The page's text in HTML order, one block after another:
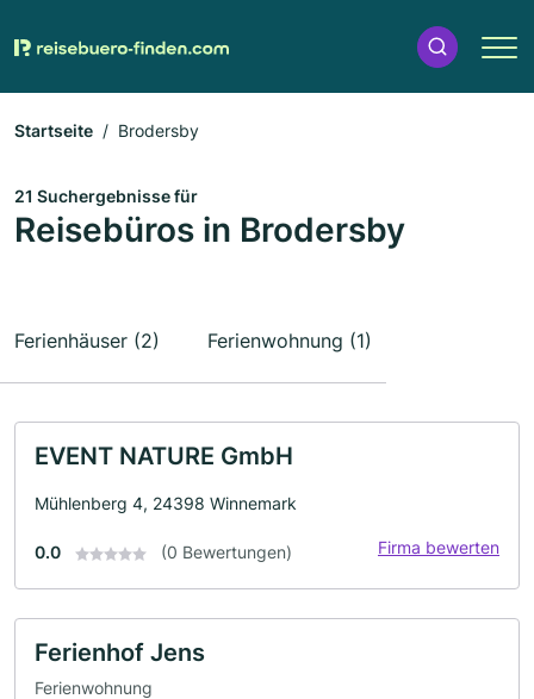
Startseite Brodersby
21 Suchergebnisse für
Reisebüros in Brodersby
Ferienhäuser (2) Ferienwohnung (1)
EVENT NATURE GmbH
Mühlenberg 4, 24398 Winnemark
0.0 (0 Bewertungen) Firma bewerten
Ferienhof Jens
Ferienwohnung